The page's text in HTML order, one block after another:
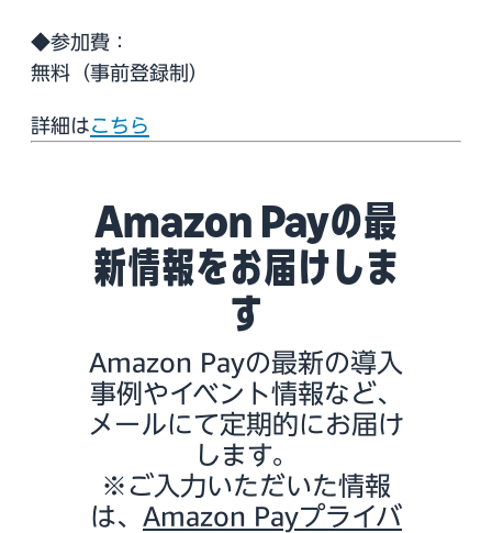
◆参加費：
無料（事前登録制）
詳細はこちら
Amazon Payの最
新情報をお届けしま
す
Amazon Payの最新の導入
事例やイベント情報など、
メールにて定期的にお届け
します。
※ご入力いただいた情報
は、 Amazon Payプライバ